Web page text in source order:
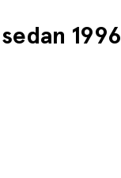
1996